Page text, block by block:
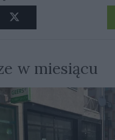
w miesiącu